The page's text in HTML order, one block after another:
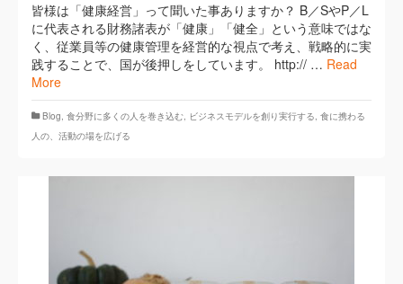
皆様は「健康経営」って聞いた事ありますか？ B／SやP／L
に代表される財務諸表が「健康」「健全」という意味ではな
く、従業員等の健康管理を経営的な視点で考え、戦略的に実
践することで、国が後押しをしています。 http:// … Read
More
Blog, ​食分野に多くの人を巻き込む, ビジネスモデルを創り実行する, 食に携わる
人の、活動の場を広げる